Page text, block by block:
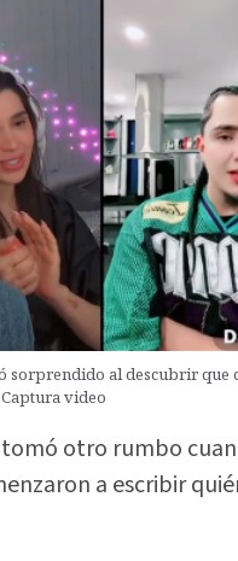
sorprendido al descubrir que
video
otro rumbo
a escribir